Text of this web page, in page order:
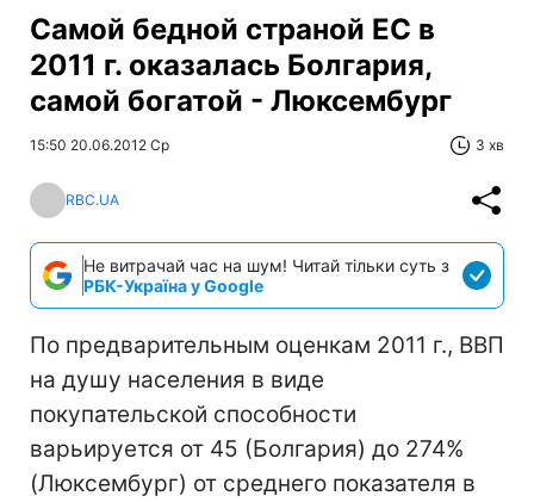
Самой бедной страной ЕС в
2011 г. оказалась Болгария,
самой богатой - Люксембург
15:50 20.06.2012 Ср 3 хв
RBC.UA
Не витрачай час на шум! Читай тільки суть з
РБК-Україна у Google
По предварительным оценкам 2011 г., ВВП
на душу населения в виде
покупательской способности
варьируется от 45 (Болгария) до 274%
(Люксембург) от среднего показателя в